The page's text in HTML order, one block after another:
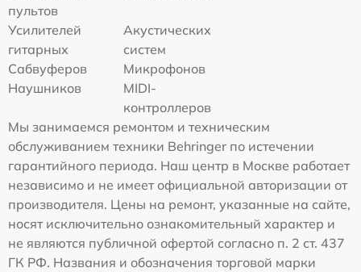
пультов
Усилителей
гитарных
Акустических
систем
Сабвуферов
Микрофонов
Наушников
MIDI-
контроллеров
Мы занимаемся ремонтом и техническим
обслуживанием техники Behringer по истечении
гарантийного периода. Наш центр в Москве работает
независимо и не имеет официальной авторизации от
производителя. Цены на ремонт, указанные на сайте,
носят исключительно ознакомительный характер и
не являются публичной офертой согласно п. 2 ст. 437
ГК РФ. Названия и обозначения торговой марки